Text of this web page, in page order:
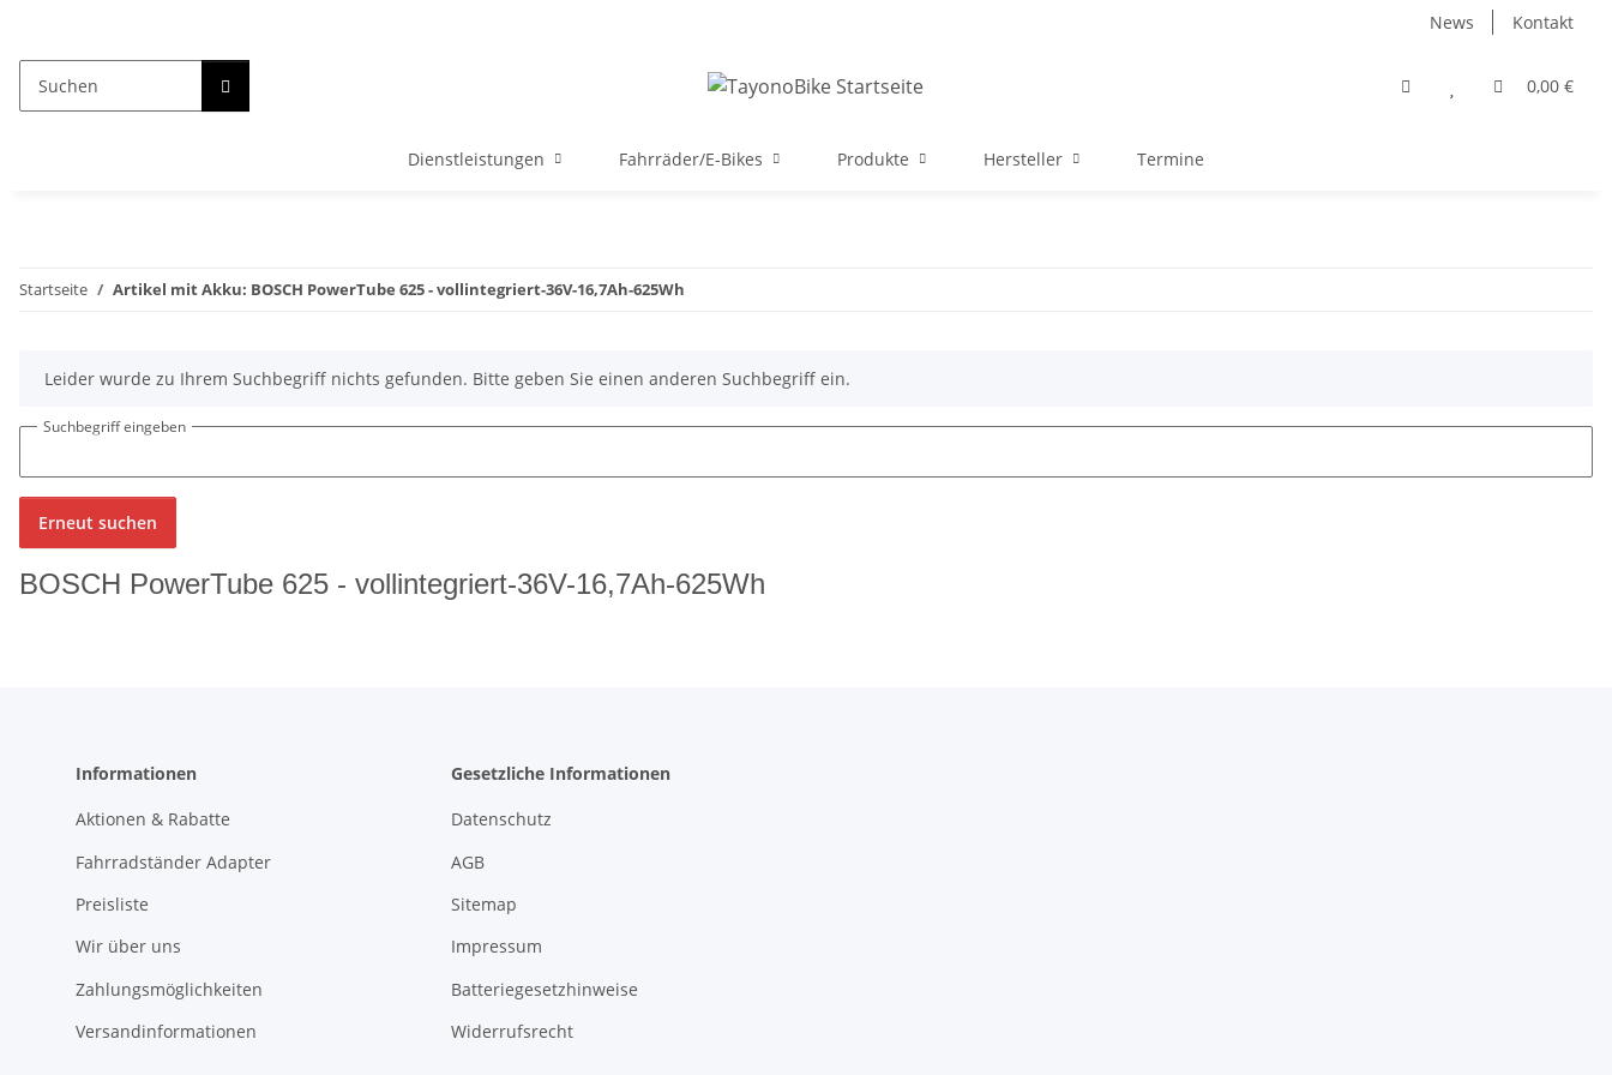
News Kontakt
0,00 €
Dienstleistungen Fahrräder/E-Bikes Produkte Hersteller Termine
Startseite Artikel mit Akku: BOSCH PowerTube 625 - vollintegriert-36V-16,7Ah-625Wh
xLeider wurde zu Ihrem Suchbegriff nichts gefunden. Bitte geben Sie einen anderen Suchbegriff ein.
Suchbegriff eingeben
Erneut suchen
BOSCH PowerTube 625 - vollintegriert-36V-16,7Ah-625Wh
Informationen
Aktionen & Rabatte
Fahrradständer Adapter
Preisliste
Wir über uns
Zahlungsmöglichkeiten
Versandinformationen
Gesetzliche Informationen
Datenschutz
AGB
Sitemap
Impressum
Batteriegesetzhinweise
Widerrufsrecht